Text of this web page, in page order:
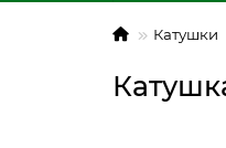
Катушки